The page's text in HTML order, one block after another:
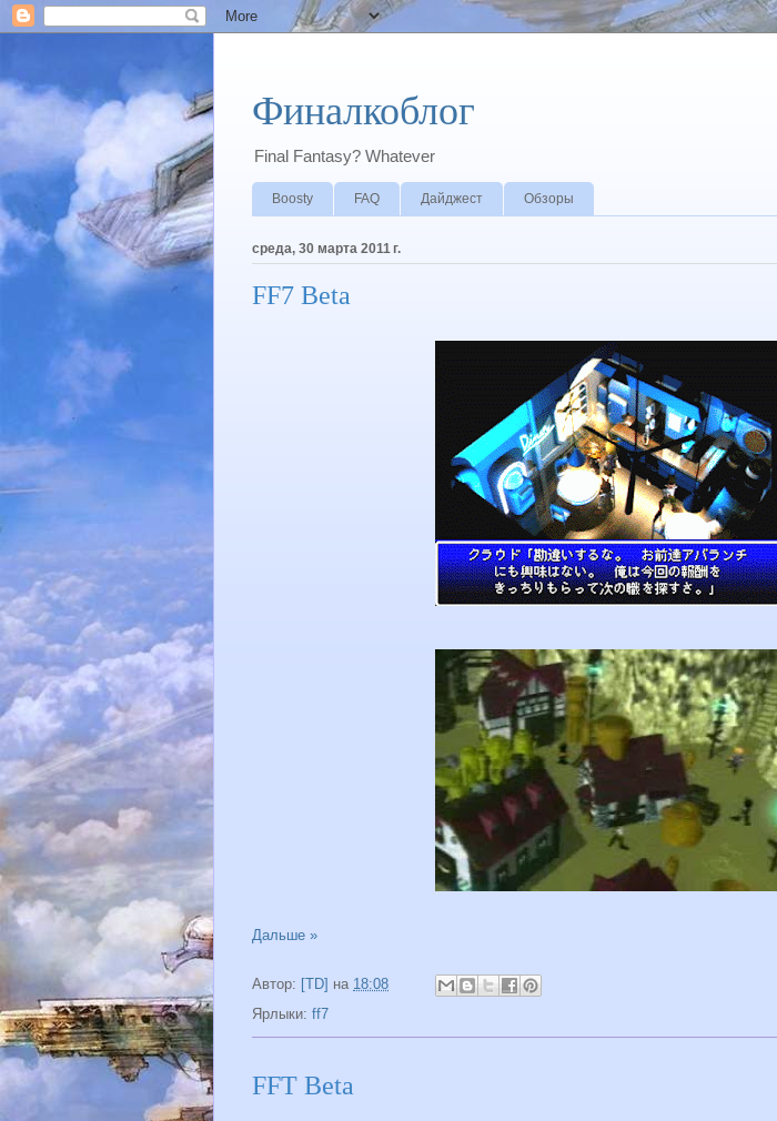
Финалкоблог
Final Fantasy? Whatever
Boosty FAQ Дайджест Обзоры
среда, 30 марта 2011 г.
FF7 Beta
Дальше »
Автор: [TD] на 18:08
Ярлыки: ff7
FFT Beta